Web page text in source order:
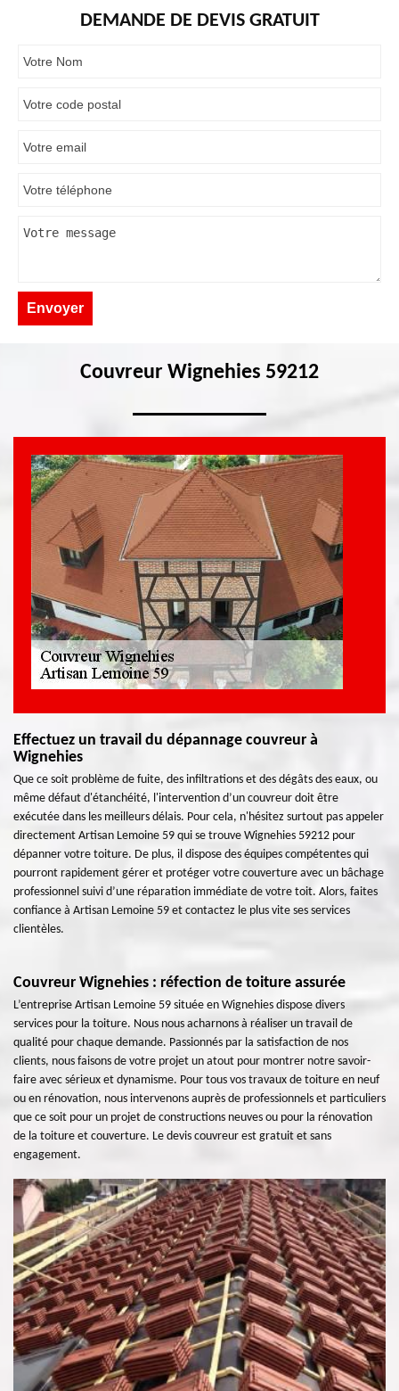
DEMANDE DE DEVIS GRATUIT
Couvreur Wignehies 59212
Effectuez un travail du dépannage couvreur à
Wignehies
Que ce soit problème de fuite, des infiltrations et des dégâts des eaux, ou
même défaut d'étanchéité, l'intervention d’un couvreur doit être
exécutée dans les meilleurs délais. Pour cela, n'hésitez surtout pas appeler
directement Artisan Lemoine 59 qui se trouve Wignehies 59212 pour
dépanner votre toiture. De plus, il dispose des équipes compétentes qui
pourront rapidement gérer et protéger votre couverture avec un bâchage
professionnel suivi d’une réparation immédiate de votre toit. Alors, faites
confiance à Artisan Lemoine 59 et contactez le plus vite ses services
clientèles.
Couvreur Wignehies : réfection de toiture assurée
L’entreprise Artisan Lemoine 59 située en Wignehies dispose divers
services pour la toiture. Nous nous acharnons à réaliser un travail de
qualité pour chaque demande. Passionnés par la satisfaction de nos
clients, nous faisons de votre projet un atout pour montrer notre savoir-
faire avec sérieux et dynamisme. Pour tous vos travaux de toiture en neuf
ou en rénovation, nous intervenons auprès de professionnels et particuliers
que ce soit pour un projet de constructions neuves ou pour la rénovation
de la toiture et couverture. Le devis couvreur est gratuit et sans
engagement.